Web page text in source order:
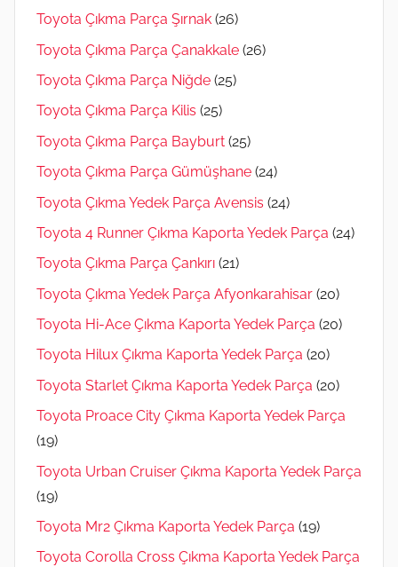
Toyota Çıkma Parça Şırnak (26)
Toyota Çıkma Parça Çanakkale (26)
Toyota Çıkma Parça Niğde (25)
Toyota Çıkma Parça Kilis (25)
Toyota Çıkma Parça Bayburt (25)
Toyota Çıkma Parça Gümüşhane (24)
Toyota Çıkma Yedek Parça Avensis (24)
Toyota 4 Runner Çıkma Kaporta Yedek Parça (24)
Toyota Çıkma Parça Çankırı (21)
Toyota Çıkma Yedek Parça Afyonkarahisar (20)
Toyota Hi-Ace Çıkma Kaporta Yedek Parça (20)
Toyota Hilux Çıkma Kaporta Yedek Parça (20)
Toyota Starlet Çıkma Kaporta Yedek Parça (20)
Toyota Proace City Çıkma Kaporta Yedek Parça
(19)
Toyota Urban Cruiser Çıkma Kaporta Yedek Parça
(19)
Toyota Mr2 Çıkma Kaporta Yedek Parça (19)
Toyota Corolla Cross Çıkma Kaporta Yedek Parça